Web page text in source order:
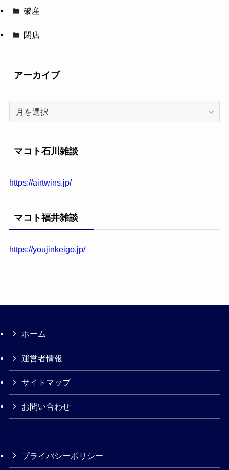
破産
閉店
アーカイブ
マコト石川雑談
https://airtwins.jp/
マコト福井雑談
https://youjinkeigo.jp/
ホーム
運営者情報
サイトマップ
お問い合わせ
プライバシーポリシー